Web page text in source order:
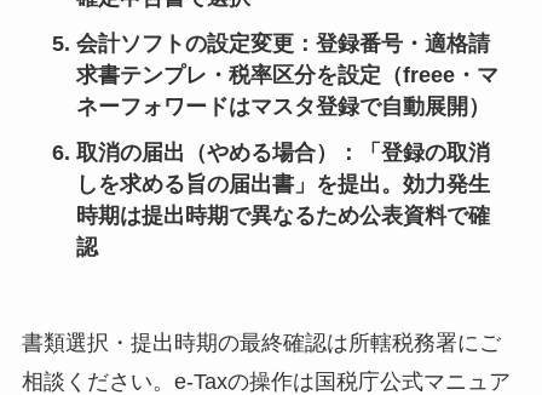
会計ソフトの設定変更：登録番号・適格請
求書テンプレ・税率区分を設定（freee・マ
ネーフォワードはマスタ登録で自動展開）
取消の届出（やめる場合）
：「登録の取消
しを求める旨の届出書」を提出。効力発生
時期は提出時期で異なるため公表資料で確
認
書類選択・提出時期の最終確認は所轄税務署にご
相談ください。e-Taxの操作は国税庁公式マニュア